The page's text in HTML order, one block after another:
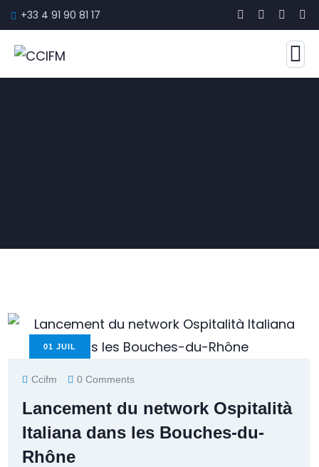
+33 4 91 90 81 17
01 JUIL
Ccifm 0 Comments
Lancement du network Ospitalità
Italiana dans les Bouches-du-
Rhône